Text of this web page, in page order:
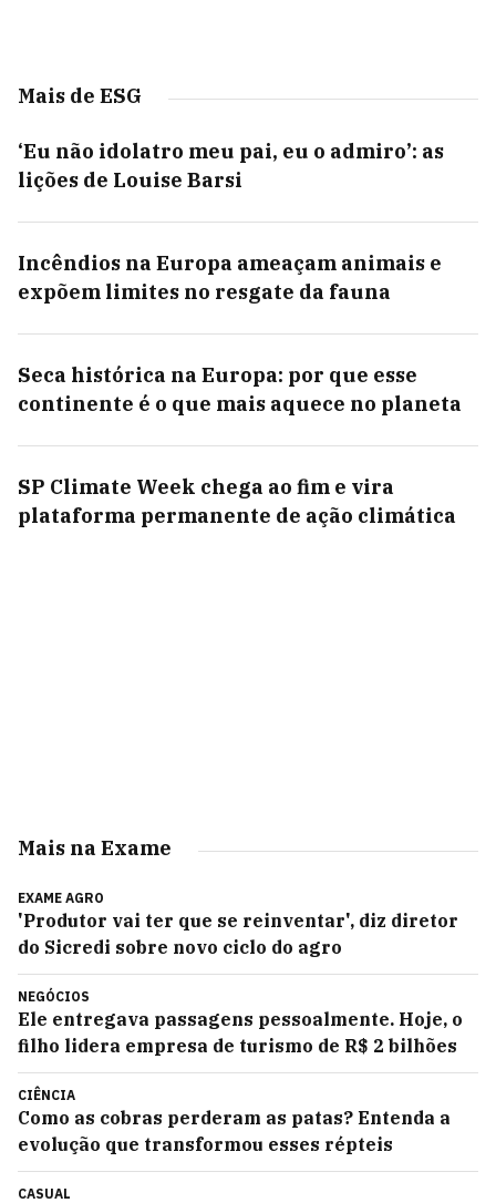
Mais de ESG
‘Eu não idolatro meu pai, eu o admiro’: as
lições de Louise Barsi
Incêndios na Europa ameaçam animais e
expõem limites no resgate da fauna
Seca histórica na Europa: por que esse
continente é o que mais aquece no planeta
SP Climate Week chega ao fim e vira
plataforma permanente de ação climática
Mais na Exame
EXAME AGRO
'Produtor vai ter que se reinventar', diz diretor
do Sicredi sobre novo ciclo do agro
NEGÓCIOS
Ele entregava passagens pessoalmente. Hoje, o
filho lidera empresa de turismo de R$ 2 bilhões
CIÊNCIA
Como as cobras perderam as patas? Entenda a
evolução que transformou esses répteis
CASUAL